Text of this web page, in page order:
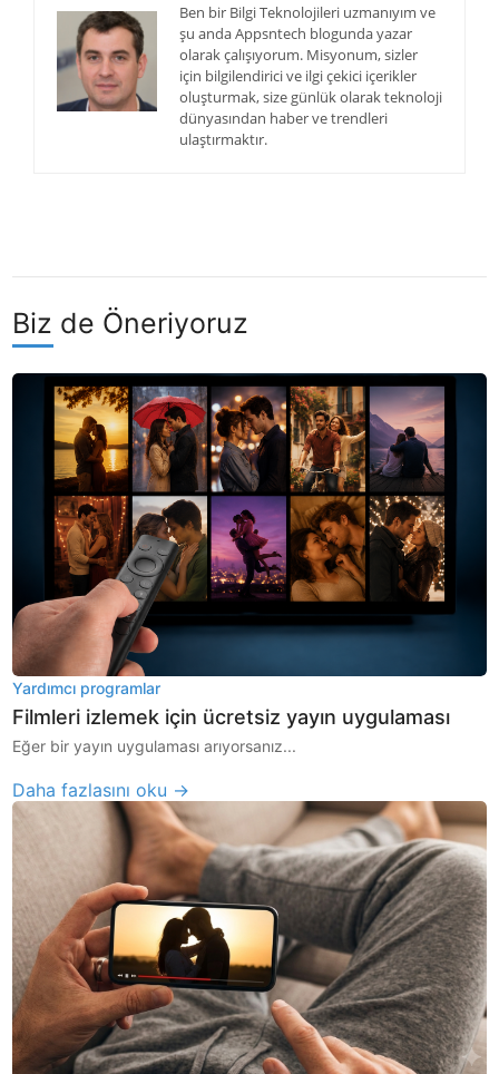
Ben bir Bilgi Teknolojileri uzmanıyım ve
şu anda Appsntech blogunda yazar
olarak çalışıyorum. Misyonum, sizler
için bilgilendirici ve ilgi çekici içerikler
oluşturmak, size günlük olarak teknoloji
dünyasından haber ve trendleri
ulaştırmaktır.
Biz de Öneriyoruz
Yardımcı programlar
Filmleri izlemek için ücretsiz yayın uygulaması
Eğer bir yayın uygulaması arıyorsanız...
Daha fazlasını oku →